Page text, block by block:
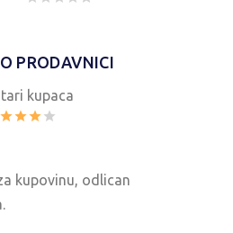
PRODAVNICI
kupaca
kupovinu, odlican